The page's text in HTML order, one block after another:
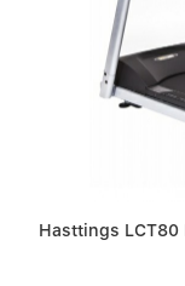
Hasttings LCT80